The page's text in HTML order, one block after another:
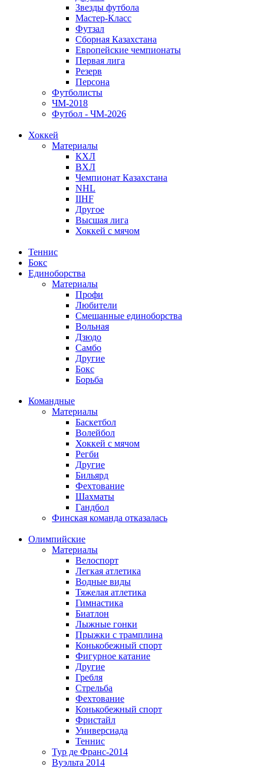
Звезды футбола
Мастер-Класс
Футзал
Сборная Казахстана
Европейские чемпионаты
Первая лига
Резерв
Персона
Футболисты
ЧМ-2018
Футбол - ЧМ-2026
Хоккей
Материалы
КХЛ
ВХЛ
Чемпионат Казахстана
NHL
IIHF
Другое
Высшая лига
Хоккей с мячом
Теннис
Бокс
Единоборства
Материалы
Профи
Любители
Смешанные единоборства
Вольная
Дзюдо
Самбо
Другие
Бокс
Борьба
Командные
Материалы
Баскетбол
Волейбол
Хоккей с мячом
Регби
Другие
Бильярд
Фехтование
Шахматы
Гандбол
Финская команда отказалась
Олимпийские
Материалы
Велоспорт
Легкая атлетика
Водные виды
Тяжелая атлетика
Гимнастика
Биатлон
Лыжные гонки
Прыжки с трамплина
Конькобежный спорт
Фигурное катание
Другие
Гребля
Стрельба
Фехтование
Конькобежный спорт
Фристайл
Универсиада
Теннис
Тур де Франс-2014
Вуэльта 2014